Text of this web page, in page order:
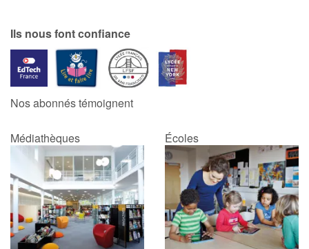
Vidéos & Tutoriaux
Blog
Actualités
Par thématique
Rencontres et témoignages
Contes d'ici et d'ailleurs
Ils nous font confiance
Nos abonnés témoignent
Médiathèques Écoles